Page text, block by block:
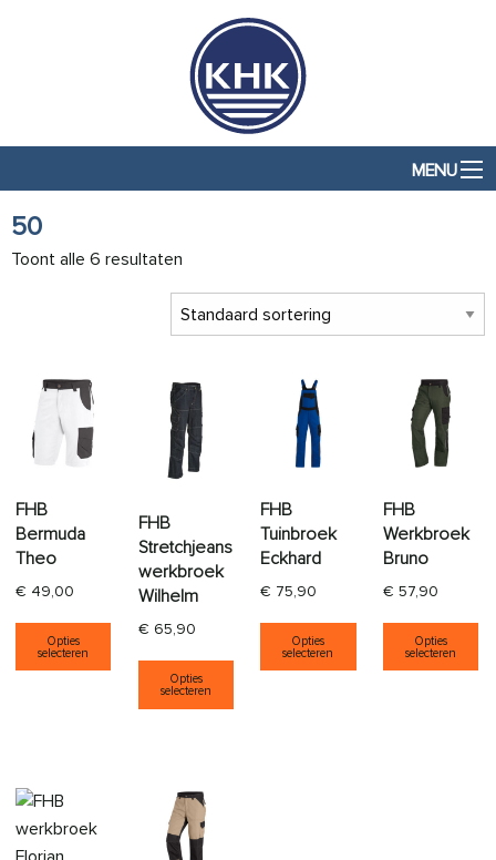
MENU
50
Toont alle 6 resultaten
FHB
Bermuda
Theo
€ 49,00
Opties
selecteren
Dit product heeft meerdere variaties. Deze optie
FHB
Stretchjeans
werkbroek
Wilhelm
€ 65,90
Opties
selecteren
Dit product heeft meerdere
FHB
Tuinbroek
Eckhard
€ 75,90
Opties
selecteren
Dit product heeft
FHB
Werkbroek
Bruno
€ 57,90
Opties
selecteren